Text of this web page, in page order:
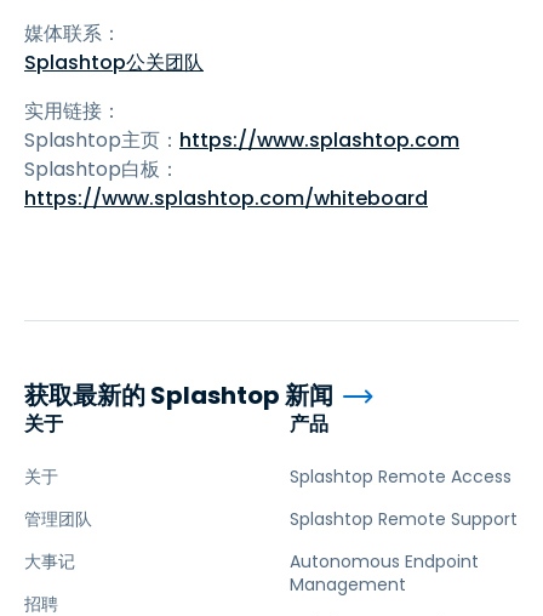
媒体联系：
Splashtop公关团队
实用链接：
Splashtop主页： https://www.splashtop.com
Splashtop白板：
https://www.splashtop.com/whiteboard
关于
关于
管理团队
大事记
招聘
产品
Splashtop Remote Access
Splashtop Remote Support
Autonomous Endpoint
Management
获取最新的 Splashtop 新闻